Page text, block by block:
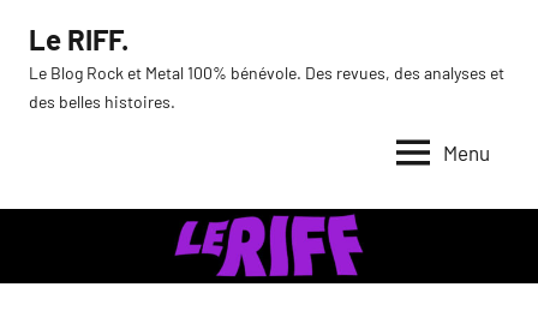
contenu
Le RIFF.
Le Blog Rock et Metal 100% bénévole. Des revues, des analyses et
des belles histoires.
Menu